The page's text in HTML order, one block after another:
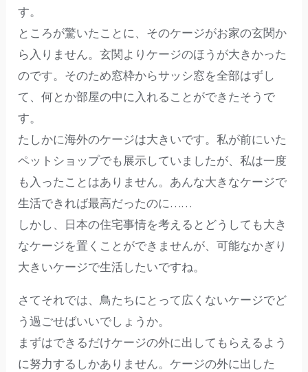
す。
ところが驚いたことに、そのケージがお家の玄関か
ら入りません。玄関よりケージのほうが大きかった
のです。そのため窓枠からサッシ窓を全部はずし
て、何とか部屋の中に入れることができたそうで
す。
たしかに海外のケージは大きいです。私が前にいた
ペットショップでも展示していましたが、私は一度
も入ったことはありません。あんな大きなケージで
生活できれば最高だったのに……
しかし、日本の住宅事情を考えるとどうしても大き
なケージを置くことができませんが、可能なかぎり
大きいケージで生活したいですね。
さてそれでは、鳥たちにとって広くないケージでど
う過ごせばいいでしょうか。
まずはできるだけケージの外に出してもらえるよう
に努力するしかありません。ケージの外に出した